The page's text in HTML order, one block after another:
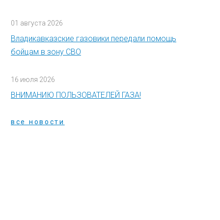
01 августа 2026
Владикавказские газовики передали помощь
бойцам в зону СВО
16 июля 2026
ВНИМАНИЮ ПОЛЬЗОВАТЕЛЕЙ ГАЗА!
все новости